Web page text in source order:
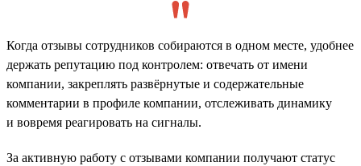
Когда отзывы сотрудников собираются в одном месте, удобнее
держать репутацию под контролем: отвечать от имени
компании, закреплять развёрнутые и содержательные
комментарии в профиле компании, отслеживать динамику
и вовремя реагировать на сигналы.
За активную работу с отзывами компании получают статус